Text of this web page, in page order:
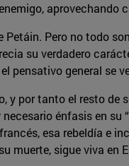
Pero no todo
su verdadero
pensativo general se
por tanto el resto
énfasis en
esa rebeldía e
muerte, sigue viva en